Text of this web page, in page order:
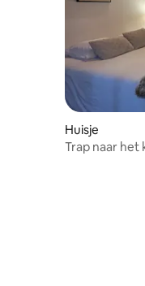
Huisje
Trap naar het